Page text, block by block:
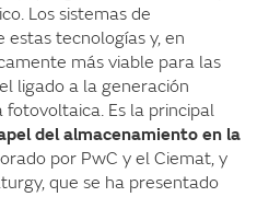
Los sistemas de
tecnologías y, en
más viable para las
ligado a la generación
Es la principal
del almacenamiento en la
por PwC y el Ciemat, y
que se ha presentado